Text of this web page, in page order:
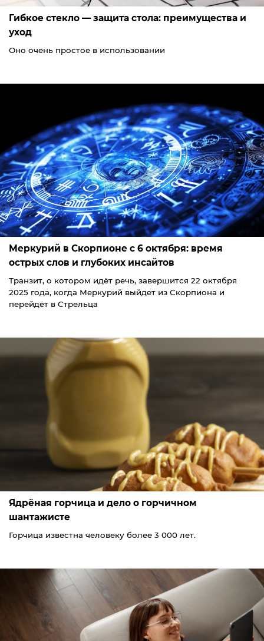
Гибкое стекло — защита стола: преимущества и
уход
Оно очень простое в использовании
Меркурий в Скорпионе с 6 октября: время
острых слов и глубоких инсайтов
Транзит, о котором идёт речь, завершится 22 октября
2025 года, когда Меркурий выйдет из Скорпиона и
перейдёт в Стрельца
Ядрёная горчица и дело о горчичном
шантажисте
Горчица известна человеку более 3 000 лет.